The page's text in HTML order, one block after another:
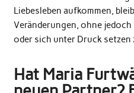
Liebesleben aufkommen,
Veränderungen, ohne
oder sich unter Druck setzen
Hat Maria